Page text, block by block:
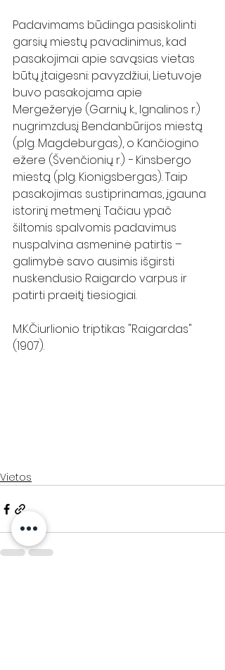
Padavimams būdinga pasiskolinti
garsių miestų pavadinimus, kad
pasakojimai apie savąsias vietas
būtų įtaigesni: pavyzdžiui, Lietuvoje
buvo pasakojama apie
Mergežeryje (Garnių k., Ignalinos r.)
nugrimzdusį Bendanbūrijos miestą
(plg. Magdeburgas), o Kančiogino
ežere (Švenčionių r.) − Kinsbergo
miestą (plg. Kionigsbergas). Taip
pasakojimas sustiprinamas, įgauna
istorinį metmenį. Tačiau ypač
šiltomis spalvomis padavimus
nuspalvina asmeninė patirtis –
galimybė savo ausimis išgirsti
nuskendusio Raigardo varpus ir
patirti praeitį tiesiogiai.
M.K.Čiurlionio triptikas "Raigardas"
(1907).
Vietos